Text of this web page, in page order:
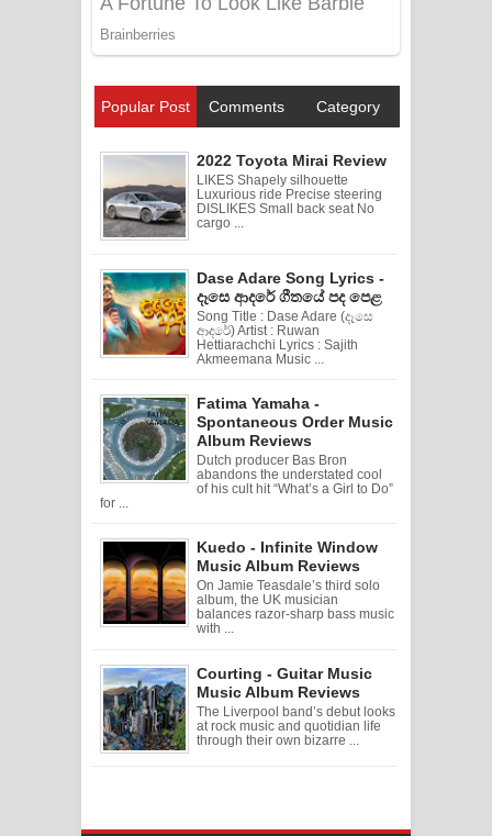
Popular Post Comments Category
2022 Toyota Mirai Review
LIKES Shapely silhouette
Luxurious ride Precise steering
DISLIKES Small back seat No
cargo ...
Dase Adare Song Lyrics -
දෑසෙ ආදරේ ගීතයේ පද පෙළ
Song Title : Dase Adare (දෑසෙ
ආදරේ) Artist : Ruwan
Hettiarachchi Lyrics : Sajith
Akmeemana Music ...
Fatima Yamaha -
Spontaneous Order Music
Album Reviews
Dutch producer Bas Bron
abandons the understated cool
of his cult hit “What’s a Girl to Do”
for ...
Kuedo - Infinite Window
Music Album Reviews
On Jamie Teasdale’s third solo
album, the UK musician
balances razor-sharp bass music
with ...
Courting - Guitar Music
Music Album Reviews
The Liverpool band’s debut looks
at rock music and quotidian life
through their own bizarre ...